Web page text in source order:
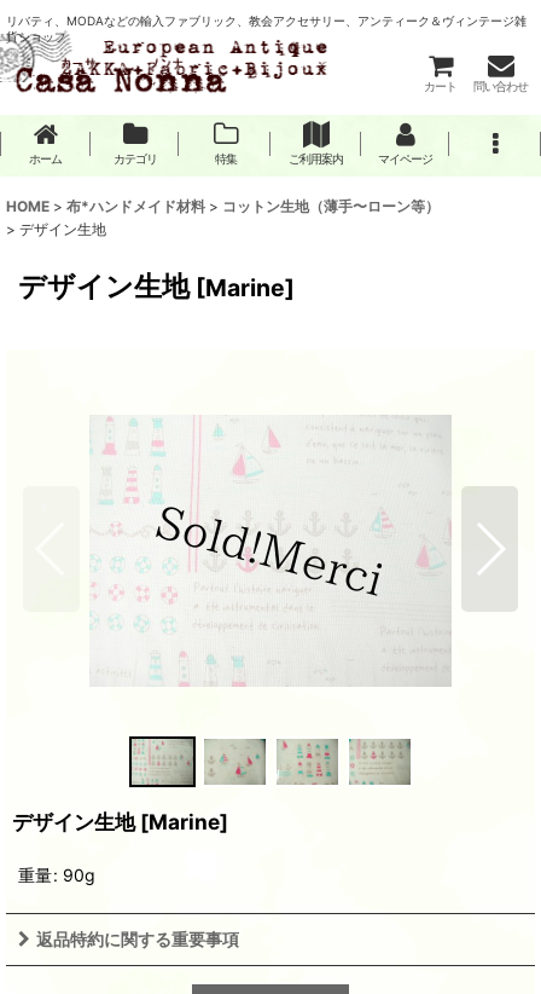
リバティ、MODAなどの輸入ファブリック、教会アクセサリー、アンティーク＆ヴィンテージ雑
貨ショップ
カート 問い合わせ
ホーム カテゴリ 特集 ご利用案内 マイページ
HOME > 布*ハンドメイド材料 > コットン生地（薄手〜ローン等）
> デザイン生地
デザイン生地 [Marine]
デザイン生地 [Marine]
重量: 90g
返品特約に関する重要事項